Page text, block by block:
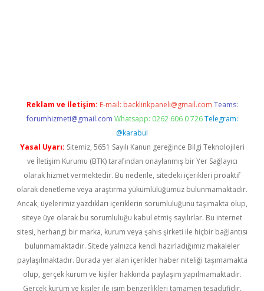
Reklam ve İletişim: E-mail: backlinkpaneli@gmail.com Teams:
forumhizmeti@gmail.com Whatsapp: 0262 606 0 726 Telegram:
@karabul
Yasal Uyarı: Sitemiz, 5651 Sayılı Kanun gereğince Bilgi Teknolojileri
ve İletişim Kurumu (BTK) tarafından onaylanmış bir Yer Sağlayıcı
olarak hizmet vermektedir. Bu nedenle, sitedeki içerikleri proaktif
olarak denetleme veya araştırma yükümlülüğümüz bulunmamaktadır.
Ancak, üyelerimiz yazdıkları içeriklerin sorumluluğunu taşımakta olup,
siteye üye olarak bu sorumluluğu kabul etmiş sayılırlar. Bu internet
sitesi, herhangi bir marka, kurum veya şahıs şirketi ile hiçbir bağlantısı
bulunmamaktadır. Sitede yalnızca kendi hazırladığımız makaleler
paylaşılmaktadır. Burada yer alan içerikler haber niteliği taşımamakta
olup, gerçek kurum ve kişiler hakkında paylaşım yapılmamaktadır.
Gerçek kurum ve kişiler ile isim benzerlikleri tamamen tesadüfidir.